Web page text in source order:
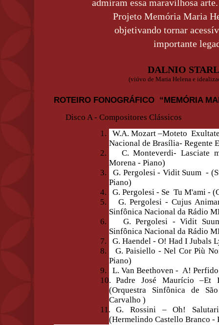
admiram essa maravilhosa
Projeto Memória Maria
objetivando tornar
importante
DALNIO
(viúvo de Maria Helena e
ROTEIRO FONOGRÁFICO “MEMÓRIA
Disco A - Compositores Clássicos
1.
W.A. Mozart –Moteto
Nacional de Brasília- Regente
2.
C. Monteverdi- Lasciate
Morena - Piano)
3.
G. Pergolesi - Vidit Suum -
Piano)
4.
G. Pergolesi - Se Tu M'ami -
5.
G. Pergolesi - Cujus
Sinfônica Nacional da Rádio
6.
G. Pergolesi - Vidit
Sinfônica Nacional da Rádio
7.
G. Haendel - O! Had I Jubals
8.
G. Paisiello - Nel Cor Più
Piano)
9.
L. Van Beethoven - A!
10. Padre José Maurício –Et
(Orquestra Sinfônica de
Carvalho )
11.
G. Rossini – Oh!
(Hermelindo Castello Branco -